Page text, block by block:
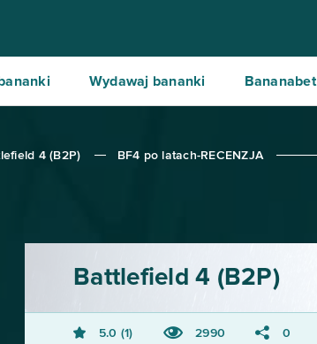
Wydawaj bananki Bananabet
4 (B2P) BF4 po latach-RECENZJA
Battlefield 4 (B2P)
5.0 1 2990 0